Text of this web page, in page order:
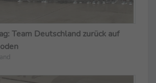
Team Deutschland zurück auf